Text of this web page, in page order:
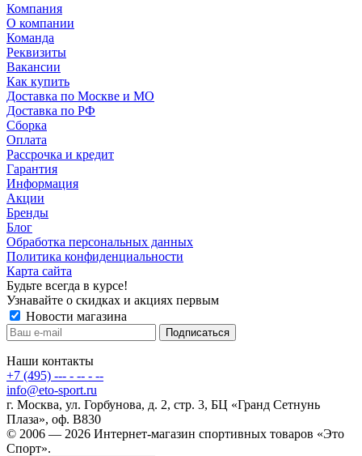
Компания
О компании
Команда
Реквизиты
Вакансии
Как купить
Доставка по Москве и МО
Доставка по РФ
Сборка
Оплата
Рассрочка и кредит
Гарантия
Информация
Акции
Бренды
Блог
Обработка персональных данных
Политика конфиденциальности
Карта сайта
Будьте всегда в курсе!
Узнавайте о скидках и акциях первым
Новости магазина
Наши контакты
+7 (495) --- - -- - --
info@eto-sport.ru
г. Москва, ул. Горбунова, д. 2, стр. 3, БЦ «Гранд Сетнунь
Плаза», оф. В830
© 2006 — 2026 Интернет-магазин спортивных товаров «Это
Спорт».